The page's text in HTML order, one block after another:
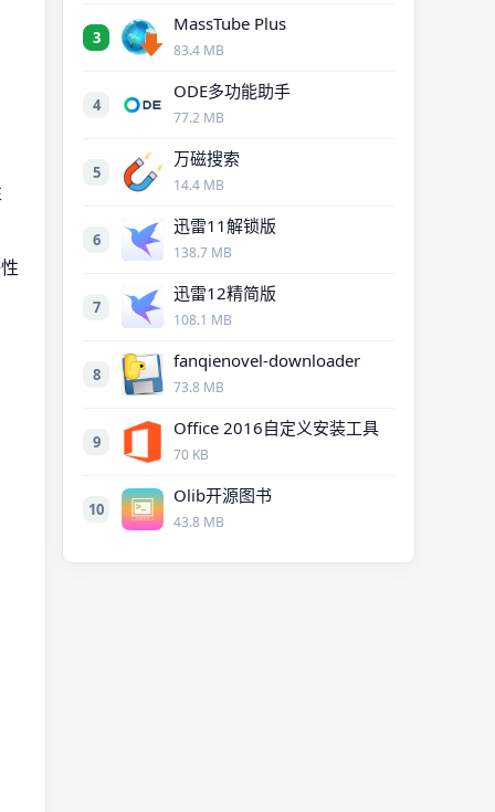
3
MassTube Plus
83.4 MB
4
ODE多功能助手
77.2 MB
5
万磁搜索
14.4 MB
6
迅雷11解锁版
138.7 MB
7
迅雷12精简版
108.1 MB
8
fanqienovel-downloader
73.8 MB
9
Office 2016自定义安装工具
70 KB
10
Olib开源图书
43.8 MB